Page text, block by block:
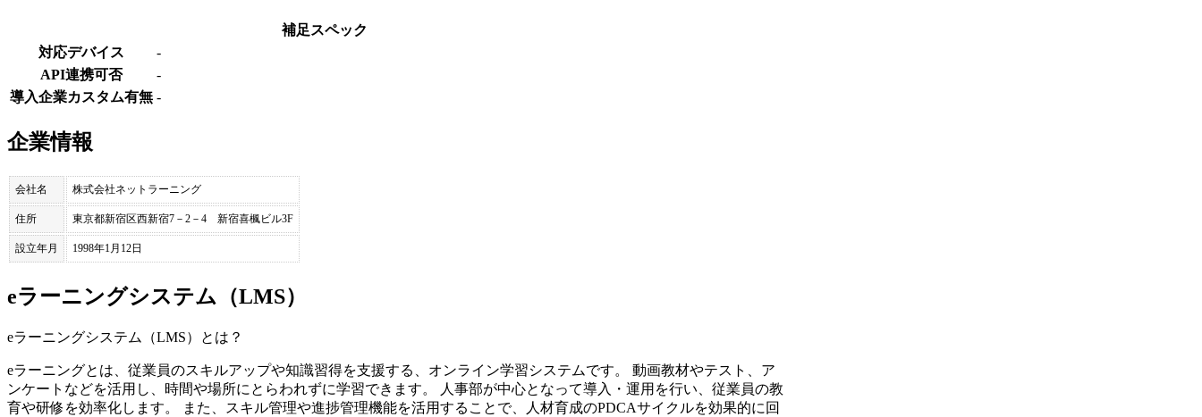
補足スペック
対応デバイス
-
API連携可否
-
導入企業カスタム有無 -
企業情報
会社名 株式会社ネットラーニング
住所 東京都新宿区西新宿7－2－4 新宿喜楓ビル3F
設立年月 1998年1月12日
eラーニングシステム（LMS）
eラーニングシステム（LMS） とは？
eラーニングとは、従業員のスキルアップや知識習得を支援する、オンライン学習システムです。 動画教材やテスト、ア
ンケートなどを活用し、時間や場所にとらわれずに学習できます。 人事部が中心となって導入・運用を行い、従業員の教
育や研修を効率化します。 また、スキル管理や進捗管理機能を活用することで、人材育成のPDCAサイクルを効果的に回